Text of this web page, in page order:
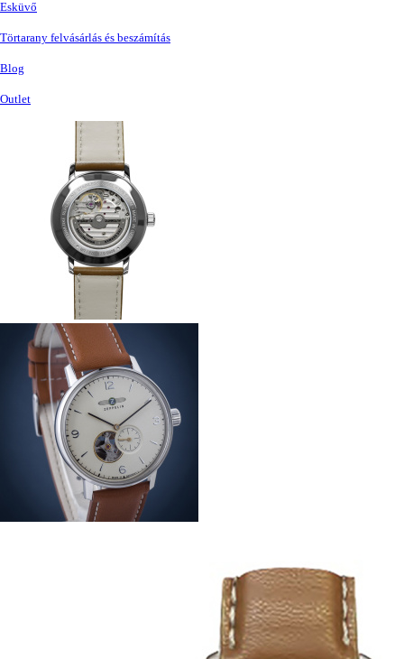
Esküvő
Törtarany felvásárlás és beszámítás
Blog
Outlet